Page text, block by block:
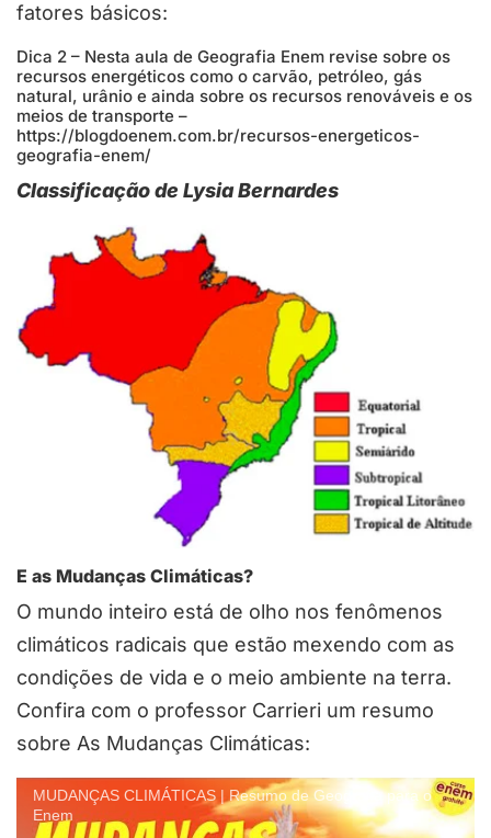
fatores básicos:
Dica 2 – Nesta aula de Geografia Enem revise sobre os
recursos energéticos como o carvão, petróleo, gás
natural, urânio e ainda sobre os recursos renováveis e os
meios de transporte –
https://blogdoenem.com.br/recursos-energeticos-
geografia-enem/
Classificação de Lysia Bernardes
E as Mudanças Climáticas?
O mundo inteiro está de olho nos fenômenos
climáticos radicais que estão mexendo com as
condições de vida e o meio ambiente na terra.
Confira com o professor Carrieri um resumo
sobre As Mudanças Climáticas:
MUDANÇAS CLIMÁTICAS | Resumo de Geografia para o
Enem